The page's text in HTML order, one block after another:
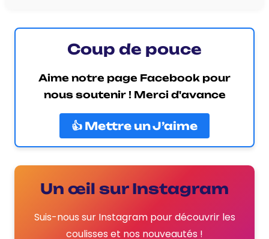
Coup de pouce
Aime notre page Facebook pour
nous soutenir ! Merci d'avance
👍 Mettre un J’aime
Un œil sur Instagram
Suis-nous sur Instagram pour découvrir les
coulisses et nos nouveautés !